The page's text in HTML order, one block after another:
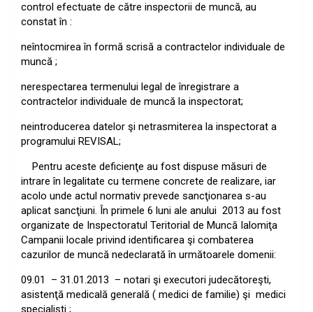
control efectuate de către inspectorii de muncă, au
constat în :
neîntocmirea în formă scrisă a contractelor individuale de
muncă ;
nerespectarea termenului legal de înregistrare a
contractelor individuale de muncă la inspectorat;
neintroducerea datelor şi netrasmiterea la inspectorat a
programului REVISAL;
Pentru aceste deficienţe au fost dispuse măsuri de
intrare în legalitate cu termene concrete de realizare, iar
acolo unde actul normativ prevede sancţionarea s-au
aplicat sancţiuni. În primele 6 luni ale anului 2013 au fost
organizate de Inspectoratul Teritorial de Muncă Ialomiţa
Campanii locale privind identificarea şi combaterea
cazurilor de muncă nedeclarată în următoarele domenii:
09.01
– 31.01.2013 – notari şi executori judecătoreşti,
asistenţă medicală generală ( medici de familie) şi medici
specialişti ;